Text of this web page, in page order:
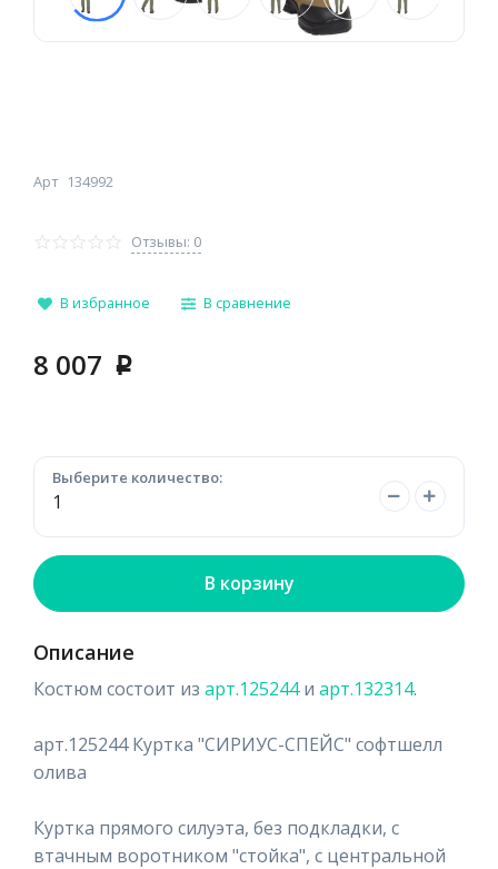
Арт 134992
Отзывы: 0
В избранное В сравнение
8 007 p
Выберите количество:
В корзину
Описание
Костюм состоит из арт.125244и арт.132314.
арт.125244 Куртка "СИРИУС-СПЕЙС" софтшелл
олива
Куртка прямого силуэта, без подкладки, с
втачным воротником "стойка", с центральной